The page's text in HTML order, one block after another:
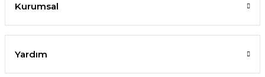
Kurumsal
Yardım